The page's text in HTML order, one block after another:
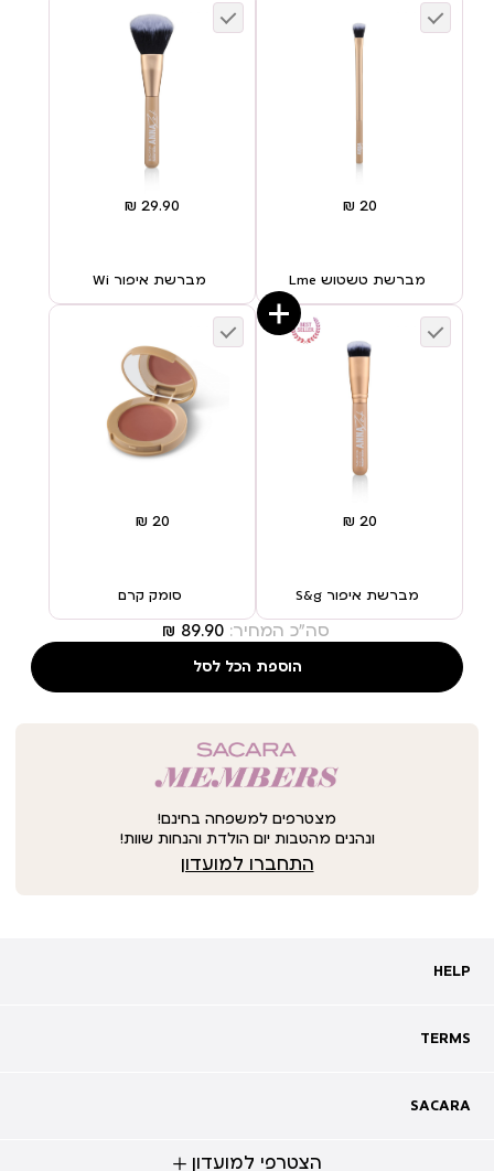
מברשת טשטוש Lme מברשת איפור Wi
מברשת איפור S&g סומק קרם
סה"כ המחיר: ‏89.90 ₪
הוספת הכל לסל
מצטרפים למשפחה בחינם!
ונהנים מהטבות יום הולדת והנחות שוות!
התחברו למועדון
HELP
HELP
שאלות ותשובות
TERMS
TERMS
מדיניות פרטיות
SACARA
SACARA
הצטרפי למועדון